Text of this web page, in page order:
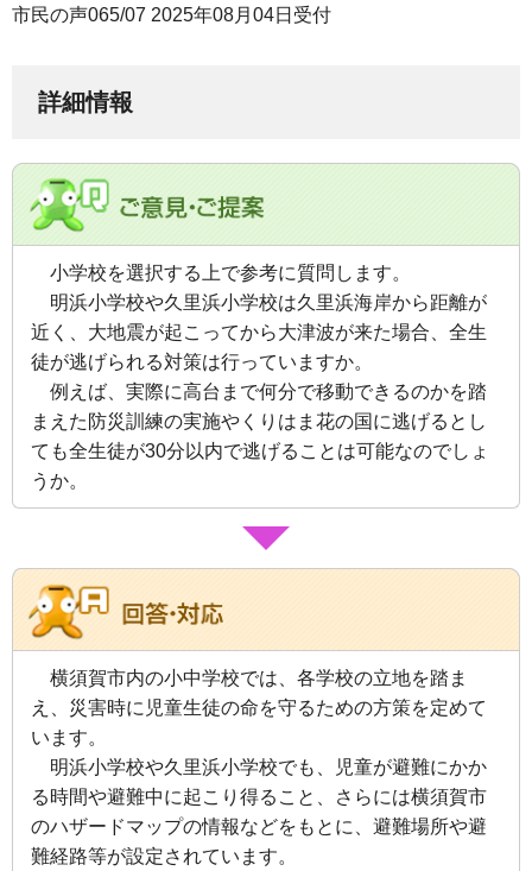
市民の声065/07 2025年08月04日受付
詳細情報
小学校を選択する上で参考に質問します。
明浜小学校や久里浜小学校は久里浜海岸から距離が
近く、大地震が起こってから大津波が来た場合、全生
徒が逃げられる対策は行っていますか。
例えば、実際に高台まで何分で移動できるのかを踏
まえた防災訓練の実施やくりはま花の国に逃げるとし
ても全生徒が30分以内で逃げることは可能なのでしょ
うか。
横須賀市内の小中学校では、各学校の立地を踏ま
え、災害時に児童生徒の命を守るための方策を定めて
います。
明浜小学校や久里浜小学校でも、児童が避難にかか
る時間や避難中に起こり得ること、さらには横須賀市
のハザードマップの情報などをもとに、避難場所や避
難経路等が設定されています。